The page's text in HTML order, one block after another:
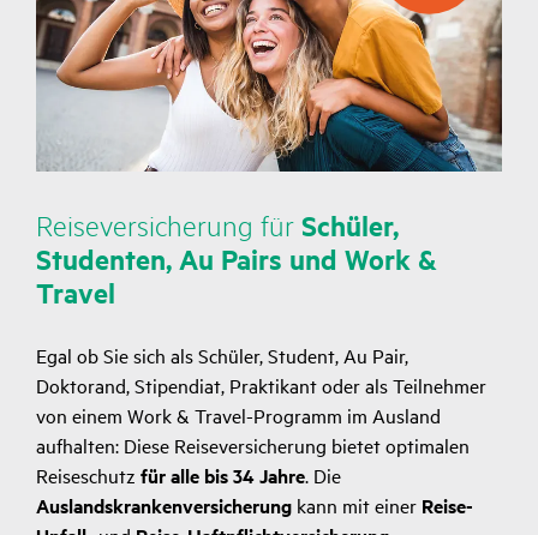
Reise­ver­si­che­rung für Schüler,
Studenten, Au Pairs und Work &
Travel
Egal ob Sie sich als Schüler, Student, Au Pair,
Doktorand, Stipendiat, Praktikant oder als Teilnehmer
von einem Work & Travel-Programm im Ausland
aufhalten: Diese Reiseversicherung bietet optimalen
Reiseschutz für alle bis 34 Jahre. Die
Auslandskrankenversicherung kann mit einer Reise-